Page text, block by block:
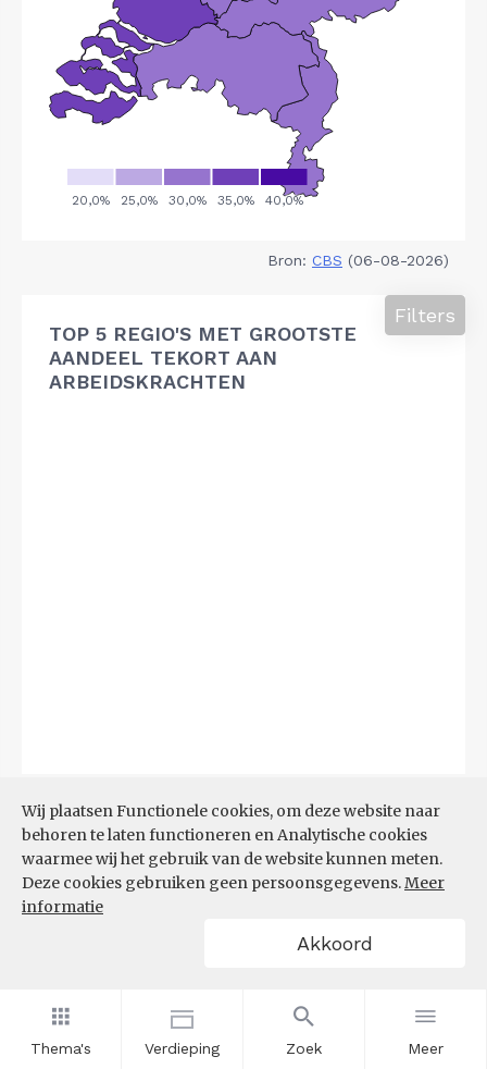
Thema's Verdieping Zoek Meer
Wij plaatsen Functionele cookies, om deze website naar
behoren te laten functioneren en Analytische cookies
waarmee wij het gebruik van de website kunnen meten.
Deze cookies gebruiken geen persoonsgegevens.Meer
informatie
Akkoord
Bron: CBS (06-08-2026)
TOP 5 REGIO'S MET GROOTSTE
AANDEEL TEKORT AAN
ARBEIDSKRACHTEN
Filters
TOP 10 REGIO'S MET KLEINSTE
AANDEEL TEKORT AAN
ARBEIDSKRACHTEN
Filters